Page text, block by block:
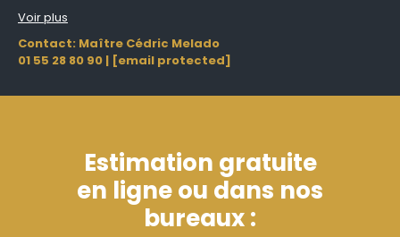
Voir plus
Contact: Maître Cédric Melado
01 55 28 80 90 | [email protected]
Estimation gratuite
en ligne ou dans nos
bureaux :